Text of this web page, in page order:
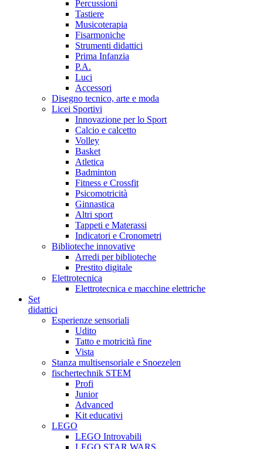
Percussioni
Tastiere
Musicoterapia
Fisarmoniche
Strumenti didattici
Prima Infanzia
P.A.
Luci
Accessori
Disegno tecnico, arte e moda
Licei Sportivi
Innovazione per lo Sport
Calcio e calcetto
Volley
Basket
Atletica
Badminton
Fitness e Crossfit
Psicomotricità
Ginnastica
Altri sport
Tappeti e Materassi
Indicatori e Cronometri
Biblioteche innovative
Arredi per biblioteche
Prestito digitale
Elettrotecnica
Elettrotecnica e macchine elettriche
Set
didattici
Esperienze sensoriali
Udito
Tatto e motricità fine
Vista
Stanza multisensoriale e Snoezelen
fischertechnik STEM
Profi
Junior
Advanced
Kit educativi
LEGO
LEGO Introvabili
LEGO STAR WARS